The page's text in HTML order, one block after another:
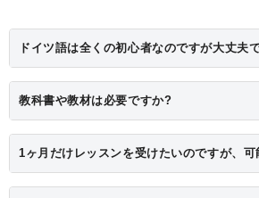
ドイツ語は全くの初心者なのですが大丈夫
教科書や教材は必要ですか?
1ヶ月だけレッスンを受けたいのですが、可